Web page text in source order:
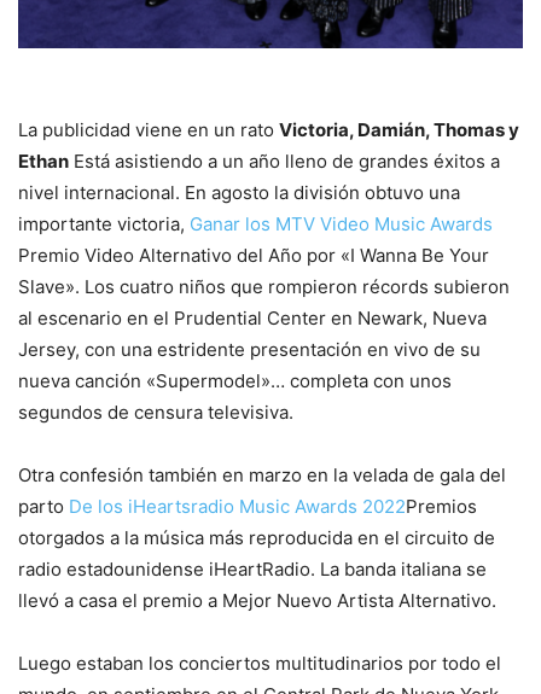
La publicidad viene en un rato Victoria, Damián, Thomas y
Ethan Está asistiendo a un año lleno de grandes éxitos a
nivel internacional. En agosto la división obtuvo una
importante victoria, Ganar los MTV Video Music Awards
Premio Video Alternativo del Año por «I Wanna Be Your
Slave». Los cuatro niños que rompieron récords subieron
al escenario en el Prudential Center en Newark, Nueva
Jersey, con una estridente presentación en vivo de su
nueva canción «Supermodel»… completa con unos
segundos de censura televisiva.
Otra confesión también en marzo en la velada de gala del
parto De los iHeartsradio Music Awards 2022Premios
otorgados a la música más reproducida en el circuito de
radio estadounidense iHeartRadio. La banda italiana se
llevó a casa el premio a Mejor Nuevo Artista Alternativo.
Luego estaban los conciertos multitudinarios por todo el